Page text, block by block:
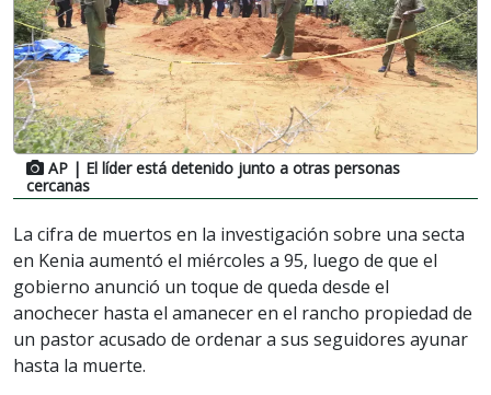
AP | El líder está detenido junto a otras personas
cercanas
La cifra de muertos en la investigación sobre una secta
en Kenia aumentó el miércoles a 95, luego de que el
gobierno anunció un toque de queda desde el
anochecer hasta el amanecer en el rancho propiedad de
un pastor acusado de ordenar a sus seguidores ayunar
hasta la muerte.